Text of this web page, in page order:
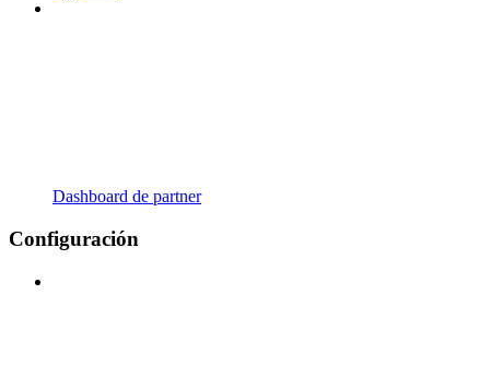
Dashboard de partner
Configuración